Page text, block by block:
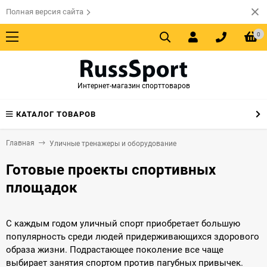
Полная версия сайта
0
Интернет-магазин спорттоваров
КАТАЛОГ ТОВАРОВ
Главная Уличные тренажеры и оборудование
Готовые проекты спортивных
площадок
С каждым годом уличный спорт приобретает большую
популярность среди людей придерживающихся здорового
образа жизни. Подрастающее поколение все чаще
выбирает занятия спортом против пагубных привычек.